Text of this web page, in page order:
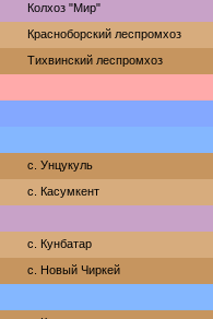
Колхоз "Мир"
Красноборский леспромхоз
Тихвинский леспромхоз
с. Унцукуль
с. Касумкент
с. Кунбатар
с. Новый Чиркей